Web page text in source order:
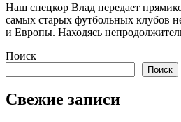
Наш спецкор Влад передает
самых старых футбольных клубов
и Европы. Находясь
Поиск
Поиск
Свежие записи